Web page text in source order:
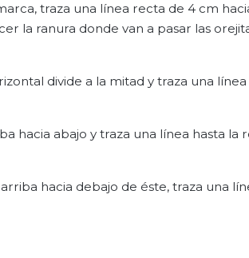
traza una línea recta de 4 cm
la ranura donde van a pasar las
divide a la mitad y traza una
hacia abajo y traza una línea hasta la
hacia debajo de éste, traza una